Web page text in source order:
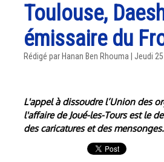
Toulouse,
émissaire du
Rédigé par Hanan Ben Rhouma | Jeudi
L'appel à dissoudre l’Union des
l'affaire de Joué-les-Tours est le
des caricatures et des mensonges.